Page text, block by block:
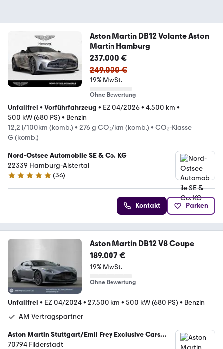
Aston Martin DB12 Volante Aston
Martin Hamburg
237.000 €
249.000 €
19% MwSt.
Ohne Bewertung
Unfallfrei • Vorführfahrzeug • EZ 04/2026• 4.500 km •
500 kW (680 PS) • Benzin
12,2 l/100km (komb.) • 276 g CO₂/km (komb.) • CO₂-Klasse
G (komb.)
Nord-Ostsee Automobile SE & Co. KG
22339 Hamburg-Alstertal
5 Sterne
(36)
Kontakt Parken
Aston Martin DB12 V8 Coupe
189.007 €
19% MwSt.
Ohne Bewertung
Unfallfrei • EZ 04/2024• 27.500 km • 500 kW (680 PS) • Benzin
AM Vertragspartner
Aston Martin Stuttgart/Emil Frey Exclusive Cars
GmbH
70794 Filderstadt